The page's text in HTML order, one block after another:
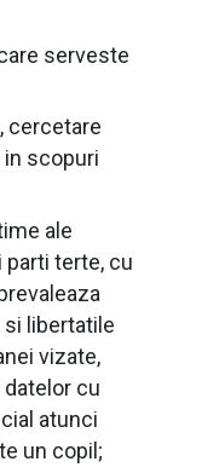
serveste
cercetare
scopuri
ale
parti terte, cu
libertatile
vizate,
cu
atunci
un copil;